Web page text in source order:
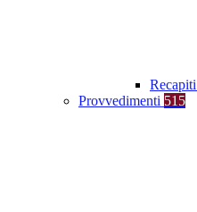
Provvedimenti 515